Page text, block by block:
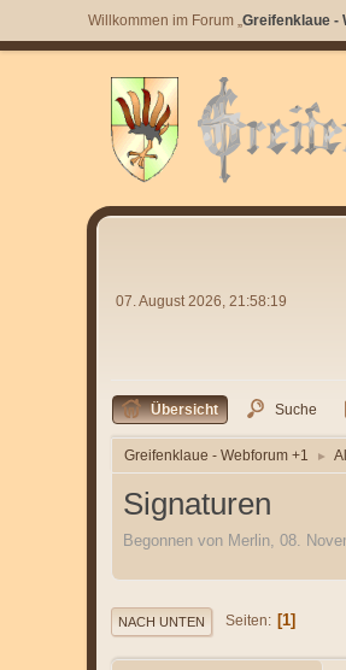
Willkommen im Forum „Greifenklaue -
07. August 2026, 21:58:19
Übersicht Suche
Greifenklaue - Webforum +1 ►
Signaturen
Begonnen von Merlin, 08.
NACH UNTEN Seiten 1